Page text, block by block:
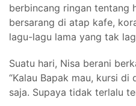
berbincang ringan tentang
bersarang di atap kafe,
lagu-lagu lama yang tak
Suatu hari, Nisa berani
“Kalau Bapak mau, kursi di
saja. Supaya tidak terlalu